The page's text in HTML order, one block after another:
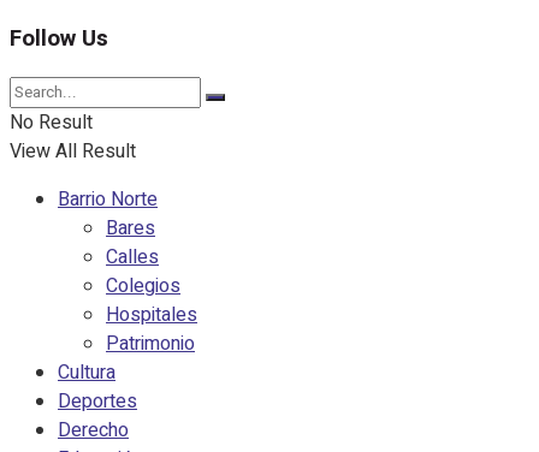
Follow Us
No Result
View All Result
Barrio Norte
Bares
Calles
Colegios
Hospitales
Patrimonio
Cultura
Deportes
Derecho